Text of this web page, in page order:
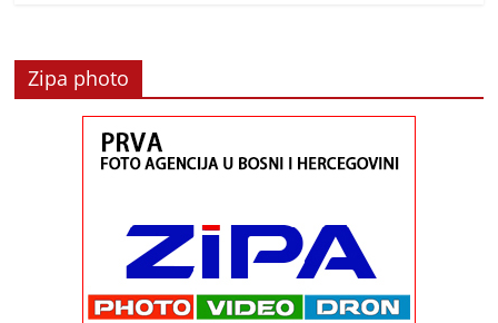
Zipa photo